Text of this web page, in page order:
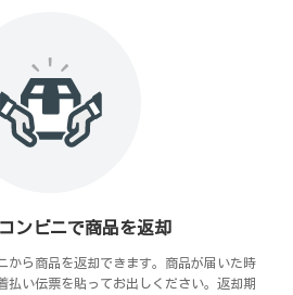
ンビニで商品を返却
から商品を返却できます。商品が届いた時
払い伝票を貼ってお出しください。返却期